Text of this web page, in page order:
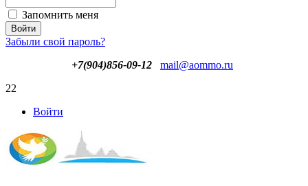
Запомнить меня
Забыли свой пароль?
+7(904)856-09-12
mail@aommo.ru
22
Войти